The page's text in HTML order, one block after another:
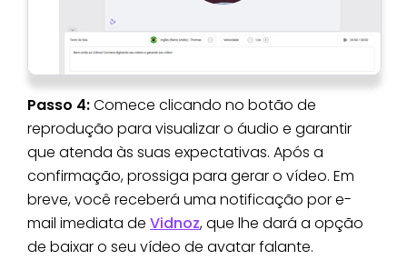
Passo 4:Comece clicando no botão de
reprodução para visualizar o áudio e garantir
que atenda às suas expectativas. Após a
confirmação, prossiga para gerar o vídeo. Em
breve, você receberá uma notificação por e-
mail imediata de Vidnoz, que lhe dará a opção
de baixar o seu vídeo de avatar falante.